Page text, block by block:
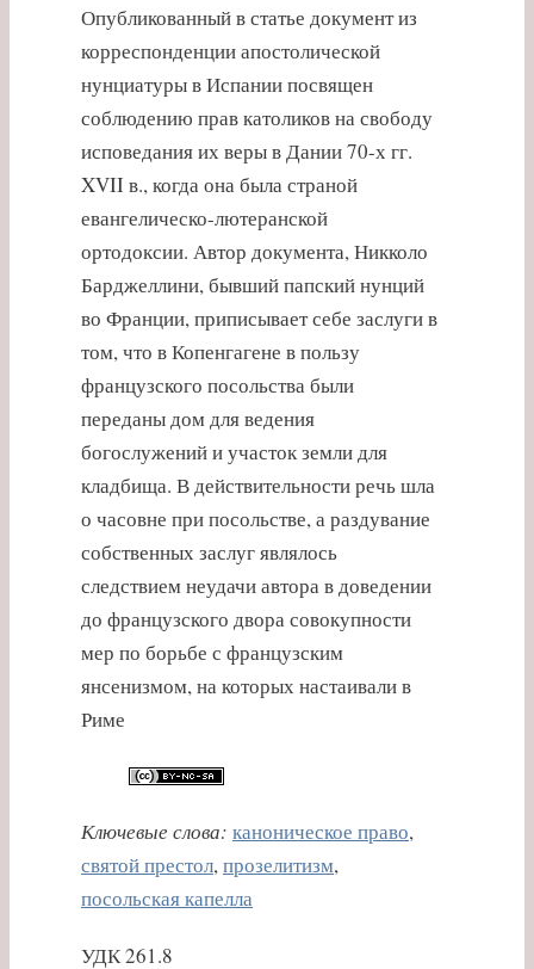
Опубликованный в статье документ из
корреспонденции апостолической
нунциатуры в Испании посвящен
соблюдению прав католиков на свободу
исповедания их веры в Дании 70-х гг.
XVII в., когда она была страной
евангелическо-лютеранской
ортодоксии. Автор документа, Никколо
Барджеллини, бывший папский нунций
во Франции, приписывает себе заслуги в
том, что в Копенгагене в пользу
французского посольства были
переданы дом для ведения
богослужений и участок земли для
кладбища. В действительности речь шла
о часовне при посольстве, а раздувание
собственных заслуг являлось
следствием неудачи автора в доведении
до французского двора совокупности
мер по борьбе с французским
янсенизмом, на которых настаивали в
Риме
Ключевые слова: каноническое право,
святой престол, прозелитизм,
посольская капелла
УДК 261.8